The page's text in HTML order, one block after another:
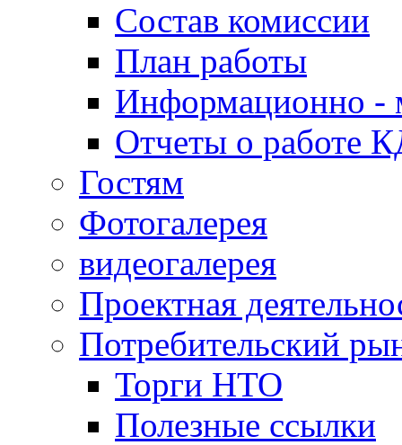
Состав комиссии
План работы
Информационно -
Отчеты о работе
Гостям
Фотогалерея
видеогалерея
Проектная
Потребительский
Торги НТО
Полезные ссылки